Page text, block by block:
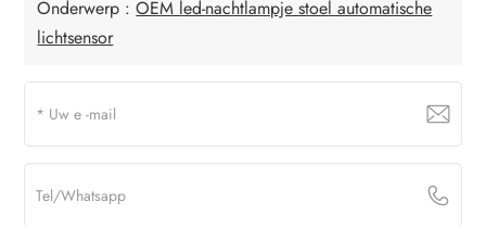
Onderwerp :OEM led-nachtlampje stoel automatische
lichtsensor